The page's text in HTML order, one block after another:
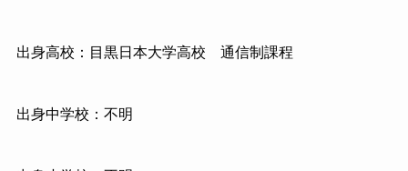
出身高校：目黒日本大学高校 通信制課程
出身中学校：不明